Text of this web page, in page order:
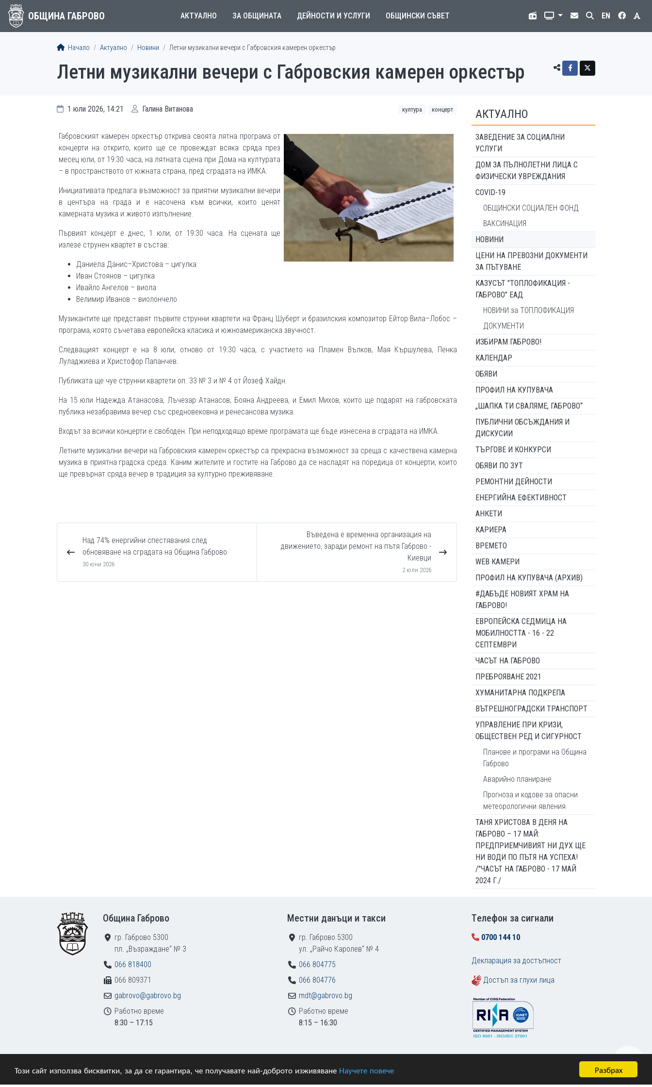
Разбрах
Този сайт използва бисквитки, за да се гарантира, че получавате най-доброто изживяване Научете повече
ОБЩИНА ГАБРОВО АКТУАЛНО ЗА ОБЩИНАТА ДЕЙНОСТИ И УСЛУГИ ОБЩИНСКИ СЪВЕТ EN
Начало Актуално Новини Летни музикални вечери с Габровския камерен оркестър
Летни музикални вечери с Габровския камерен оркестър
1 юли 2026, 14:21 Галина Витанова култура концерт
Габровският камерен оркестър открива своята лятна програма от
концерти на открито, които ще се провеждат всяка сряда през
месец юли, от 19:30 часа, на лятната сцена при Дома на културата
– в пространството от южната страна, пред сградата на ИМКА.
Инициативата предлага възможност за приятни музикални вечери
в центъра на града и е насочена към всички, които ценят
камерната музика и живото изпълнение.
Първият концерт е днес, 1 юли, от 19:30 часа. На сцената ще
излезе струнен квартет в състав:
Даниела Данис–Христова – цигулка
Иван Стоянов – цигулка
Ивайло Ангелов – виола
Велимир Иванов – виолончело
Музикантите ще представят първите струнни квартети на Франц Шуберт и бразилския композитор Ейтор Вила–Лобос –
програма, която съчетава европейска класика и южноамериканска звучност.
Следващият концерт е на 8 юли, отново от 19:30 часа, с участието на Пламен Вълков, Мая Кършулева, Пенка
Луладжиева и Христофор Папанчев.
Публиката ще чуе струнни квартети оп. 33 № 3 и № 4 от Йозеф Хайдн.
На 15 юли Надежда Атанасова, Лъчезар Атанасов, Бояна Андреева, и Емил Михов, които ще подарят на габровската
публика незабравима вечер със средновековна и ренесансова музика.
Входът за всички концерти е свободен. При неподходящо време програмата ще бъде изнесена в сградата на ИМКА.
Летните музикални вечери на Габровския камерен оркестър са прекрасна възможност за среща с качествена камерна
музика в приятна градска среда. Каним жителите и гостите на Габрово да се насладят на поредица от концерти, които
ще превърнат сряда вечер в традиция за културно преживяване.
Над 74% енергийни спестявания след
обновяване на сградата на Община Габрово
30 юни 2026
Въведена е временна организация на
движението, заради ремонт на пътя Габрово -
Киевци
2 юли 2026
АКТУАЛНО
ЗАВЕДЕНИЕ ЗА СОЦИАЛНИ
УСЛУГИ
ДОМ ЗА ПЪЛНОЛЕТНИ ЛИЦА С
ФИЗИЧЕСКИ УВРЕЖДАНИЯ
COVID-19
ОБЩИНСКИ СОЦИАЛЕН ФОНД
ВАКСИНАЦИЯ
НОВИНИ
ЦЕНИ НА ПРЕВОЗНИ ДОКУМЕНТИ
ЗА ПЪТУВАНЕ
КАЗУСЪТ "ТОПЛОФИКАЦИЯ -
ГАБРОВО" ЕАД
НОВИНИ за ТОПЛОФИКАЦИЯ
ДОКУМЕНТИ
ИЗБИРАМ ГАБРОВО!
КАЛЕНДАР
ОБЯВИ
ПРОФИЛ НА КУПУВАЧА
„ШАПКА ТИ СВАЛЯМЕ, ГАБРОВО“
ПУБЛИЧНИ ОБСЪЖДАНИЯ И
ДИСКУСИИ
ТЪРГОВЕ И КОНКУРСИ
ОБЯВИ ПО ЗУТ
РЕМОНТНИ ДЕЙНОСТИ
ЕНЕРГИЙНА ЕФЕКТИВНОСТ
АНКЕТИ
КАРИЕРА
ВРЕМЕТО
WEB КАМЕРИ
ПРОФИЛ НА КУПУВАЧА (АРХИВ)
#ДАБЪДЕ НОВИЯТ ХРАМ НА
ГАБРОВО!
ЕВРОПЕЙСКА СЕДМИЦА НА
МОБИЛНОСТТА - 16 - 22
СЕПТЕМВРИ
ЧАСЪТ НА ГАБРОВО
ПРЕБРОЯВАНЕ 2021
ХУМАНИТАРНА ПОДКРЕПА
ВЪТРЕШНОГРАДСКИ ТРАНСПОРТ
УПРАВЛЕНИЕ ПРИ КРИЗИ,
ОБЩЕСТВЕН РЕД И СИГУРНОСТ
Планове и програми на Община
Габрово
Аварийно планиране
Прогноза и кодове за опасни
метеорологични явления
ТАНЯ ХРИСТОВА В ДЕНЯ НА
ГАБРОВО – 17 МАЙ:
ПРЕДПРИЕМЧИВИЯТ НИ ДУХ ЩЕ
НИ ВОДИ ПО ПЪТЯ НА УСПЕХА!
/"ЧАСЪТ НА ГАБРОВО - 17 МАЙ
2024 Г./
Община Габрово
гр. Габрово 5300
пл. „Възраждане“ № 3
066 818400
066 809371
gabrovo@gabrovo.bg
Работно време
8:30 – 17:15
Местни данъци и такси
гр. Габрово 5300
ул. „Райчо Каролев“ № 4
066 804775
066 804776
mdt@gabrovo.bg
Работно време
8:15 – 16:30
Tелефон за сигнали
0700 144 10
Декларация за достъпност
Достъп за глухи лица
© 2009–2026 Община Габрово. Всички права запазени.